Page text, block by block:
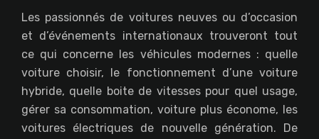
Les passionnés de voitures neuves ou d’occasion
et d’événements internationaux trouveront tout
ce qui concerne les véhicules modernes : quelle
voiture choisir, le fonctionnement d’une voiture
hybride, quelle boite de vitesses pour quel usage,
gérer sa consommation, voiture plus économe, les
voitures électriques de nouvelle génération. De